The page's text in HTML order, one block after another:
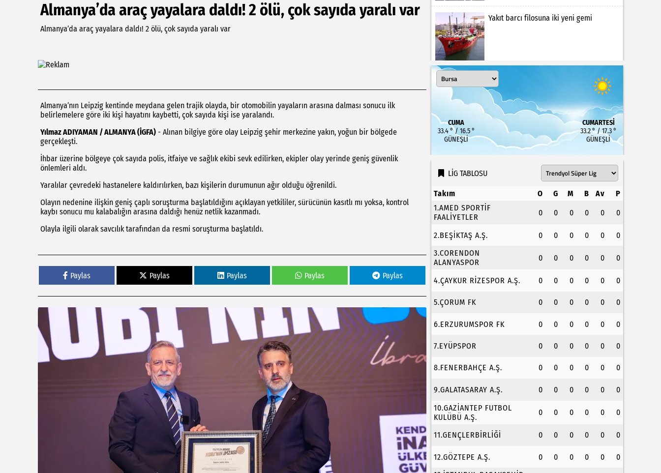
Almanya’da araç yayalara daldı! 2 ölü, çok sayıda yaralı var
Almanya’da araç yayalara daldı! 2 ölü, çok sayıda yaralı var
Almanya’nın Leipzig kentinde meydana gelen trajik olayda, bir otomobilin yayaların arasına dalması sonucu ilk
belirlemelere göre iki kişi hayatını kaybetti, çok sayıda kişi ise yaralandı.
Yılmaz ADIYAMAN / ALMANYA (İGFA) - Alınan bilgiye göre olay Leipzig şehir merkezine yakın, yoğun bir bölgede
gerçekleşti.
İhbar üzerine bölgeye çok sayıda polis, itfaiye ve sağlık ekibi sevk edilirken, ekipler olay yerinde geniş güvenlik
önlemleri aldı.
Yaralılar çevredeki hastanelere kaldırılırken, bazı kişilerin durumunun ağır olduğu öğrenildi.
Olayın nedenine ilişkin geniş çaplı soruşturma başlatıldığını açıklayan yetkililer, sürücünün kasıtlı mı yoksa, kontrol
kaybı sonucu mu kalabalığın arasına daldığı henüz netlik kazanmadı.
Olayla ilgili olarak savcılık tarafından da resmi soruşturma başlatıldı.
Paylas Paylas Paylas Paylas Paylas
Yakıt barcı filosuna iki yeni gemi
CUMA
33.4 ° / 16.5 °
GÜNEŞLI
CUMARTESI
33.2 ° / 17.3 °
GÜNEŞLI
LİG TABLOSU
Takım O G M B Av
P
1.AMED SPORTİF
FAALİYETLER
0 0 0 0 0 0
2.BEŞİKTAŞ A.Ş. 0 0 0 0 0
0
3.CORENDON
ALANYASPOR
0 0 0 0 0 0
4.ÇAYKUR RİZESPOR A.Ş. 0 0 0 0 0 0
5.ÇORUM FK 0 0 0 0 0 0
6.ERZURUMSPOR FK 0 0 0 0 0 0
7.EYÜPSPOR 0 0 0 0 0 0
8.FENERBAHÇE A.Ş. 0 0 0 0 0 0
9.GALATASARAY A.Ş. 0 0 0 0 0
0
10.GAZİANTEP FUTBOL
KULÜBÜ A.Ş.
0 0 0 0 0 0
11.GENÇLERBİRLİĞİ 0 0 0 0 0 0
12.GÖZTEPE A.Ş. 0 0 0 0 0
0